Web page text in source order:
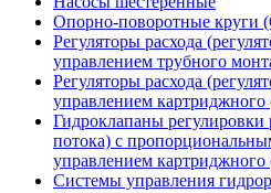
Опорно-поворотные
Регуляторы расхода
управлением трубного
Регуляторы расхода
управлением картриджного
Гидроклапаны регулировки
потока) с
управлением картриджного
Системы управления